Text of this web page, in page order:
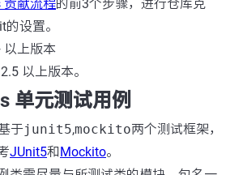
贡献流程的前3个步骤，进行仓库克
设置。
以上版本
以上版本。
单元测试用例
于junit5,mockito两个测试框架，
JUnit5和Mockito。